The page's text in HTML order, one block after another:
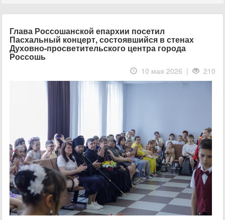
Глава Россошанской епархии посетил
Пасхальный концерт, состоявшийся в стенах
Духовно-просветительского центра города
Россошь
10 мая 2026 | 210